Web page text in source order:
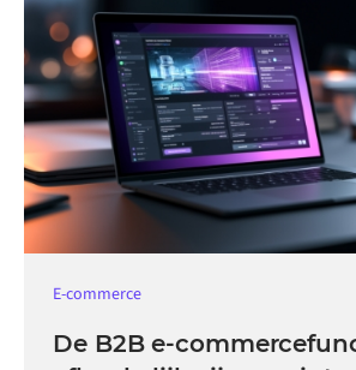
E-commerce
De B2B e-